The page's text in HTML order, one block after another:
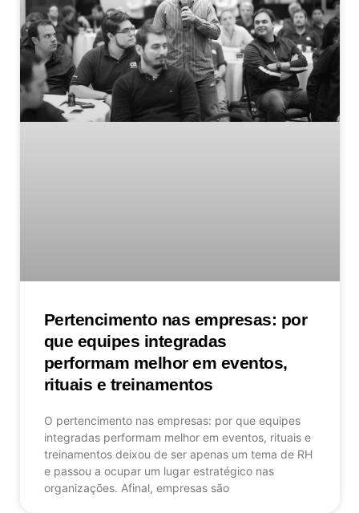
Pertencimento nas empresas: por
que equipes integradas
performam melhor em eventos,
rituais e treinamentos
O pertencimento nas empresas: por que equipes
integradas performam melhor em eventos, rituais e
treinamentos deixou de ser apenas um tema de RH
e passou a ocupar um lugar estratégico nas
organizações. Afinal, empresas são